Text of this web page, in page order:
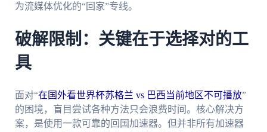
为流媒体优化的“回家”专线。
破解限制：关键在于选择对的工
具
面对“在国外看世界杯苏格兰 vs 巴西当前地区不可播放”
的困境，盲目尝试各种方法只会浪费时间。核心解决方
案，是使用一款可靠的回国加速器。但并非所有加速器